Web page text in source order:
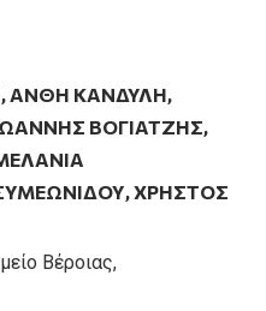
,ΑΝΘΗ ΚΑΝΔΥΛΗ,
ΒΟΓΙΑΤΖΗΣ,
,ΧΡΗΣΤΟΣ
Βέροιας,